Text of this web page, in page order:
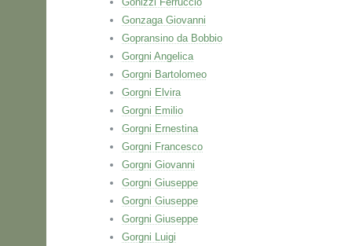
Gonzaga Giovanni
Gopransino da Bobbio
Gorgni Angelica
Gorgni Bartolomeo
Gorgni Elvira
Gorgni Emilio
Gorgni Ernestina
Gorgni Francesco
Gorgni Giovanni
Gorgni Giuseppe
Gorgni Giuseppe
Gorgni Giuseppe
Gorgni Luigi